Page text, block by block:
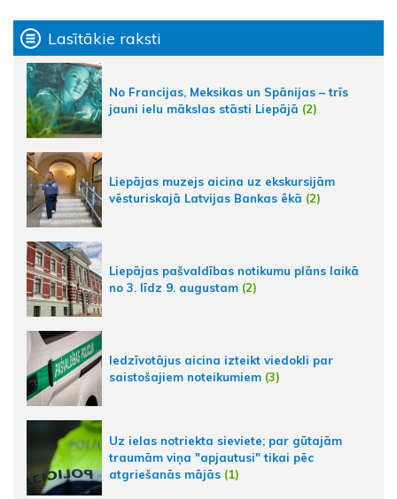
Lasītākie raksti
No Francijas, Meksikas un Spānijas – trīs
jauni ielu mākslas stāsti Liepājā (2)
Liepājas muzejs aicina uz ekskursijām
vēsturiskajā Latvijas Bankas ēkā (2)
Liepājas pašvaldības notikumu plāns laikā
no 3. līdz 9. augustam (2)
Iedzīvotājus aicina izteikt viedokli par
saistošajiem noteikumiem (3)
Uz ielas notriekta sieviete; par gūtajām
traumām viņa "apjautusi" tikai pēc
atgriešanās mājās (1)